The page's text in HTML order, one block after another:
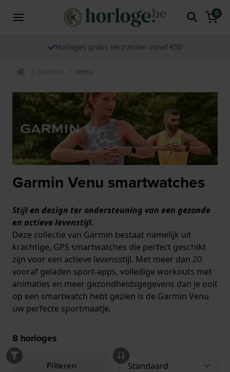
0
Horloges gratis verzonden vanaf €50
Garmin Venu
Garmin Venu smartwatches
Stijl en design ter ondersteuning van een gezonde
en actieve levenstijl.
Deze collectie van Garmin bestaat namelijk uit
krachtige, GPS smartwatches die perfect geschikt
zijn voor een actieve levensstijl. Met meer dan 20
vooraf geladen sport-apps, volledige workouts met
animaties en meer gezondheidsgegevens dan je ooit
op een smartwatch hebt gezien is de Garmin Venu
uw perfecte sportmaatje.
8 horloges
Filteren